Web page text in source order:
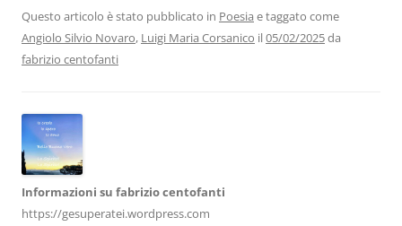
b
o
k
dI
n
A
p
a
m
vi
di
Questo articolo è stato pubblicato in Poesia e taggato come
Angiolo Silvio Novaro, Luigi Maria Corsanico il05/02/2025da
fabrizio centofanti
Informazioni su fabrizio centofanti
https://gesuperatei.wordpress.com